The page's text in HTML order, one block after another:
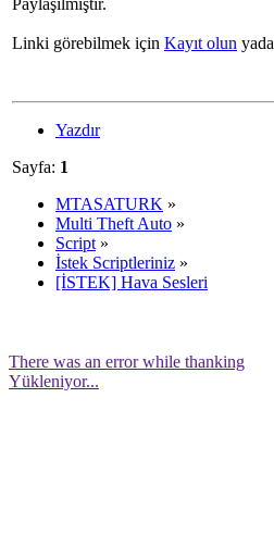
Paylaşılmıştır.
Linki görebilmek için Kayıt olun yada
Yazdır
Sayfa: 1
MTASATURK »
Multi Theft Auto »
Script »
İstek Scriptleriniz »
[İSTEK] Hava Sesleri
There was an error while thanking
Yükleniyor...